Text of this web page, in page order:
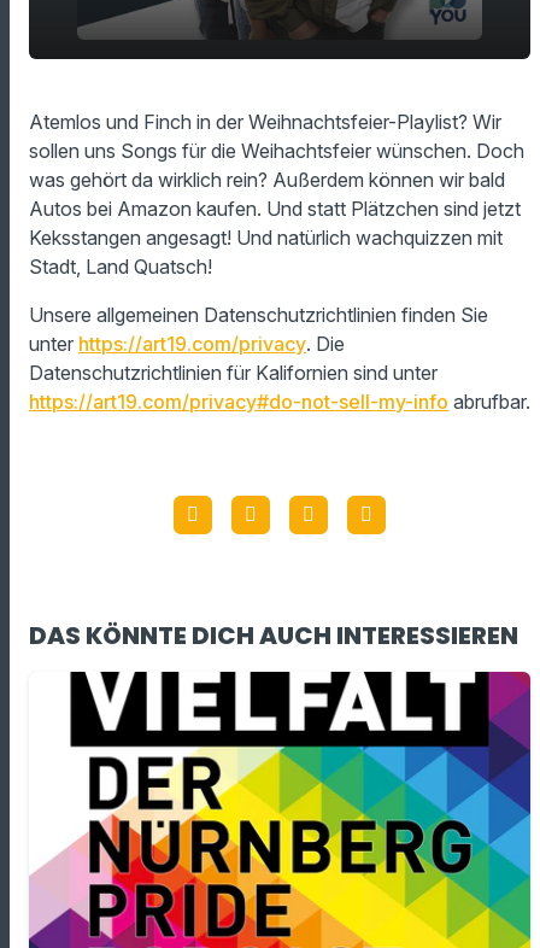
play_arrow Playlist?
00:00 10:18
Atemlos und Finch in der Weihnachtsfeier-Playlist? Wir
sollen uns Songs für die Weihachtsfeier wünschen. Doch
was gehört da wirklich rein? Außerdem können wir bald
Autos bei Amazon kaufen. Und statt Plätzchen sind jetzt
Keksstangen angesagt! Und natürlich wachquizzen mit
Stadt, Land Quatsch!
Unsere allgemeinen Datenschutzrichtlinien finden Sie
unter https://art19.com/privacy. Die
Datenschutzrichtlinien für Kalifornien sind unter
https://art19.com/privacy#do-not-sell-my-info abrufbar.
DAS KÖNNTE DICH AUCH INTERESSIEREN